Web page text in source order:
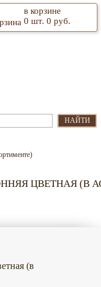
в корзине
0 шт. 0 руб.
НАЙТИ
ЦВЕТНАЯ (В
(в